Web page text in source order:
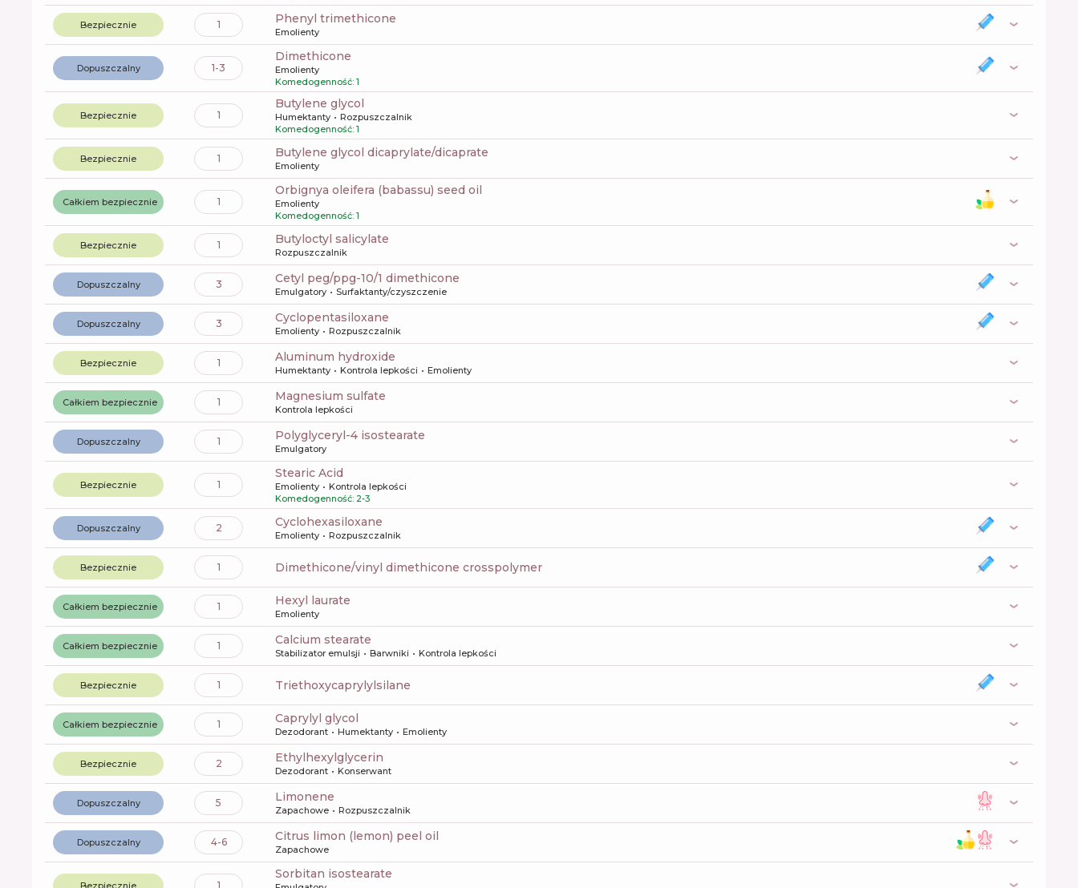
Bezpiecznie 1 phenyl trimethicone
Emolienty
Dopuszczalny 1-3
dimethicone
Emolienty
Komedogenność: 1
Bezpiecznie 1
butylene glycol
Humektanty
Rozpuszczalnik
Komedogenność: 1
Bezpiecznie 1 butylene glycol dicaprylate/dicaprate
Emolienty
Całkiem bezpiecznie 1
orbignya oleifera (babassu) seed oil
Emolienty
Komedogenność: 1
Bezpiecznie 1 butyloctyl salicylate
Rozpuszczalnik
Dopuszczalny 3 cetyl peg/ppg-10/1 dimethicone
Emulgatory Surfaktanty/czyszczenie
Dopuszczalny 3 cyclopentasiloxane
Emolienty Rozpuszczalnik
Bezpiecznie 1 aluminum hydroxide
Humektanty Kontrola lepkości Emolienty
Całkiem bezpiecznie 1 magnesium sulfate
Kontrola lepkości
Dopuszczalny 1 polyglyceryl-4 isostearate
Emulgatory
Bezpiecznie 1
Stearic Acid
Emolienty
Kontrola lepkości
Komedogenność: 2-3
Dopuszczalny 2 cyclohexasiloxane
Emolienty Rozpuszczalnik
Bezpiecznie 1 dimethicone/vinyl dimethicone crosspolymer
Całkiem bezpiecznie 1 hexyl laurate
Emolienty
Całkiem bezpiecznie 1 calcium stearate
Stabilizator emulsji Barwniki Kontrola lepkości
Bezpiecznie 1 triethoxycaprylylsilane
Całkiem bezpiecznie 1 caprylyl glycol
Dezodorant Humektanty Emolienty
Bezpiecznie 2 ethylhexylglycerin
Dezodorant Konserwant
Dopuszczalny 5 limonene
Zapachowe Rozpuszczalnik
Dopuszczalny 4-6 citrus limon (lemon) peel oil
Zapachowe
Bezpiecznie 1
sorbitan isostearate